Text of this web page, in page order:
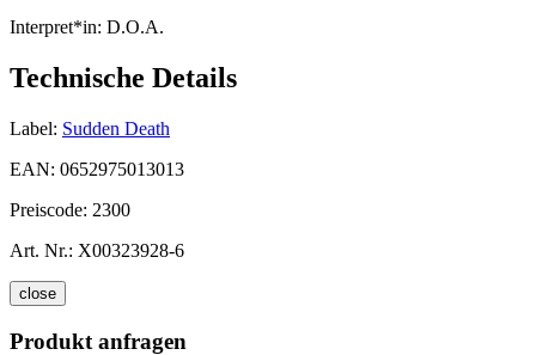
Interpret*in: D.O.A.
Technische Details
Label: Sudden Death
EAN: 0652975013013
Preiscode: 2300
Art. Nr.: X00323928-6
close
Produkt anfragen